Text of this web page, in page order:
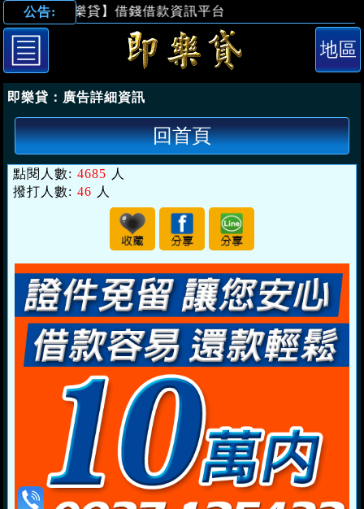
公告:
【即樂貸】借錢借款資訊平台
即樂貸： 廣告詳細資訊
回首頁
點閱人數: 4685 人
撥打人數: 46 人